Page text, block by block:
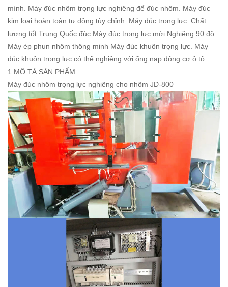
mình. Máy đúc nhôm trọng lực nghiêng để đúc nhôm. Máy đúc
kim loại hoàn toàn tự động tùy chỉnh. Máy đúc trọng lực. Chất
lượng tốt Trung Quốc đúc Máy đúc trọng lực mới Nghiêng 90 độ
Máy ép phun nhôm thông minh Máy đúc khuôn trọng lực. Máy
đúc khuôn trọng lực có thể nghiêng với ống nạp động cơ ô tô
1.MÔ TẢ SẢN PHẨM
Máy đúc nhôm trọng lực nghiêng cho nhôm JD-800